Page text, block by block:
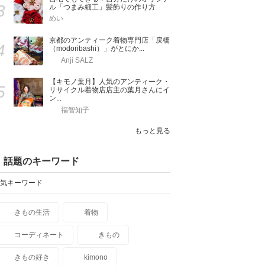
ル「つまみ細工」髪飾りの作り方
めい
京都のアンティーク着物専門店「戻橋
（modoribashi）」がとにか...
Anji SALZ
【キモノ葉月】人気のアンティーク・
リサイクル着物店店主の葉月さんにイ
ン...
福智知子
もっと見る
話題のキーワード
キーワード
きもの生活 着物
コーディネート きもの
きもの好き kimono